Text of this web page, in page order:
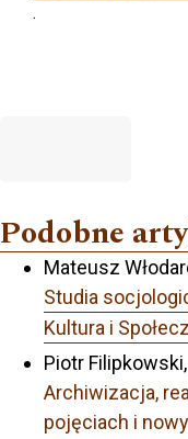
.
Podobne
Mateusz
Studia
Kultura i
Piotr Filipkowski,
Archiwizacja,
pojęciach i